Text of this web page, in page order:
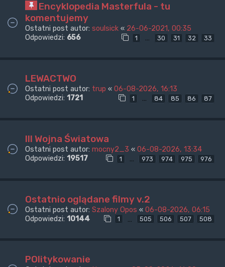
Encyklopedia Masterfula - tu
komentujemy
Ostatni post autor: soulsick « 26-06-2021, 00:35
Odpowiedzi: 656 1 … 30 31 32 33
LEWACTWO
Ostatni post autor: trup « 06-08-2026, 16:13
Odpowiedzi: 1721 1 … 84 85 86 87
III Wojna Światowa
Ostatni post autor: mocny2_3 « 06-08-2026, 13:34
Odpowiedzi: 19517 1 … 973 974 975 976
Ostatnio oglądane filmy v.2
Ostatni post autor: Szalony Opos « 06-08-2026, 06:15
Odpowiedzi: 10144 1 … 505 506 507 508
POlitykowanie